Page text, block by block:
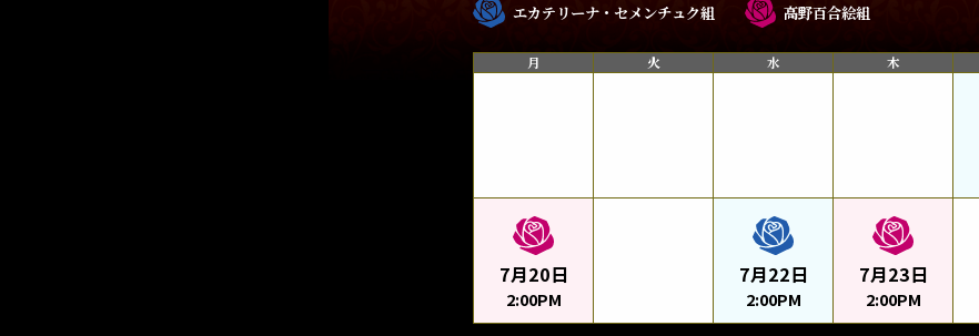
エカテリーナ・セメンチュク組 高野百合絵組
月 火 水 木
7月20日
2:00PM
7月22日
2:00PM
7月23日
2:00PM